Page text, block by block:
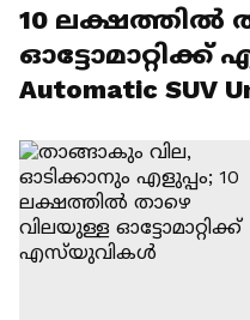
10 ലക്ഷത്തിൽ
Automatic SUV